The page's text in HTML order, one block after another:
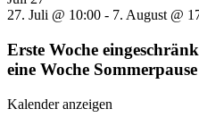
27. Juli @ 10:00 - 7. August @
Erste Woche
eine Woche Sommerpause
Kalender anzeigen